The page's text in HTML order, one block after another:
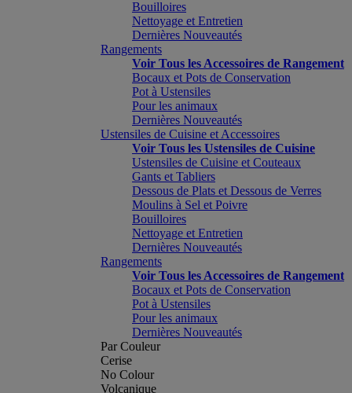
Bouilloires
Nettoyage et Entretien
Dernières Nouveautés
Rangements
Voir Tous les Accessoires de Rangement
Bocaux et Pots de Conservation
Pot à Ustensiles
Pour les animaux
Dernières Nouveautés
Ustensiles de Cuisine et Accessoires
Voir Tous les Ustensiles de Cuisine
Ustensiles de Cuisine et Couteaux
Gants et Tabliers
Dessous de Plats et Dessous de Verres
Moulins à Sel et Poivre
Bouilloires
Nettoyage et Entretien
Dernières Nouveautés
Rangements
Voir Tous les Accessoires de Rangement
Bocaux et Pots de Conservation
Pot à Ustensiles
Pour les animaux
Dernières Nouveautés
Par Couleur
Cerise
No Colour
Volcanique